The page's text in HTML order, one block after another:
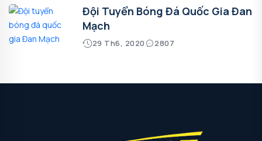
Đội Tuyển Bóng Đá Quốc Gia Đan
Mạch
29 Th6, 2020 2807